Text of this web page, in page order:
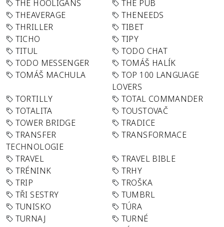
THE HOOLIGANS
THE PUB
THEAVERAGE
THENEEDS
THRILLER
TIBET
TICHO
TIPY
TITUL
TODO CHAT
TODO MESSENGER
TOMÁŠ HALÍK
TOMÁŠ MACHULA
TOP 100 LANGUAGE
LOVERS
TORTILLY
TOTAL COMMANDER
TOTALITA
TOUSTOVAČ
TOWER BRIDGE
TRADICE
TRANSFER
TECHNOLOGIE
TRANSFORMACE
TRAVEL
TRAVEL BIBLE
TRÉNINK
TRHY
TRIP
TROŠKA
TŘI SESTRY
TUMBRL
TUNISKO
TÚRA
TURNAJ
TURNÉ